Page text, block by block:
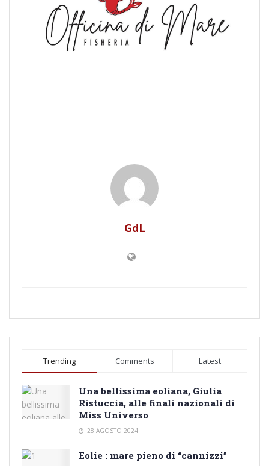
GdL
Trending Comments Latest
Una bellissima eoliana, Giulia
Ristuccia, alle finali nazionali di
Miss Universo
28 AGOSTO 2024
Eolie : mare pieno di “cannizzi”